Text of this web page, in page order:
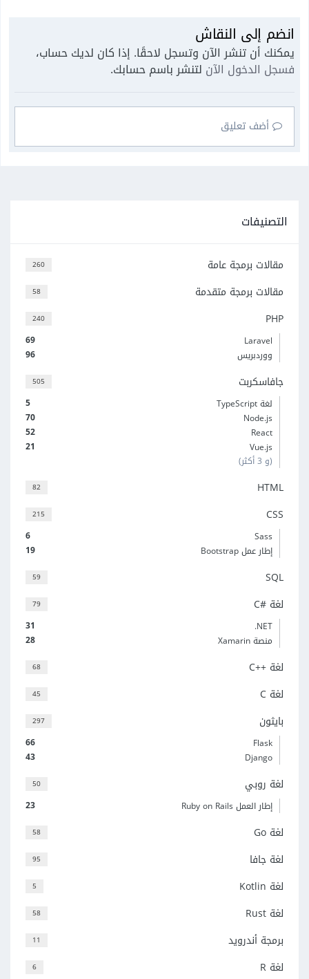
انضم إلى النقاش
يمكنك أن تنشر الآن وتسجل لاحقًا. إذا كان لديك حساب،
فسجل الدخول الآن لتنشر باسم حسابك.
أضف تعليق
التصنيفات
260 مقالات برمجة عامة
58 مقالات برمجة متقدمة
240 PHP
69
Laravel
96
ووردبريس
505 جافاسكربت
5
لغة TypeScript
70
Node.js
52
React
21
Vue.js
(و 3 أكثر)
82 HTML
215 CSS
6
Sass
19
إطار عمل Bootstrap
59 SQL
79 لغة C#‎
31
‎.NET
28
منصة Xamarin
68 لغة C++‎
45 لغة C
297 بايثون
66
Flask
43
Django
50 لغة روبي
23 إطار العمل Ruby on Rails
58 لغة Go
95 لغة جافا
5 لغة Kotlin
58 لغة Rust
11 برمجة أندرويد
6 لغة R